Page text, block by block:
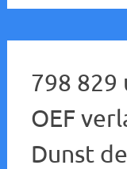
798 829
OEF
Dunst